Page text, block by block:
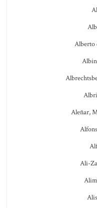
Alberto
Aleñar,
Ali-